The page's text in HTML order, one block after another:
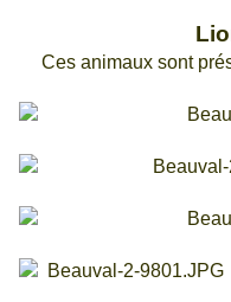
Ces animaux sont